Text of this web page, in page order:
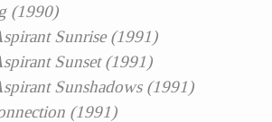
(1990)
Sunrise (1991)
Sunset (1991)
Sunshadows (1991)
(1991)